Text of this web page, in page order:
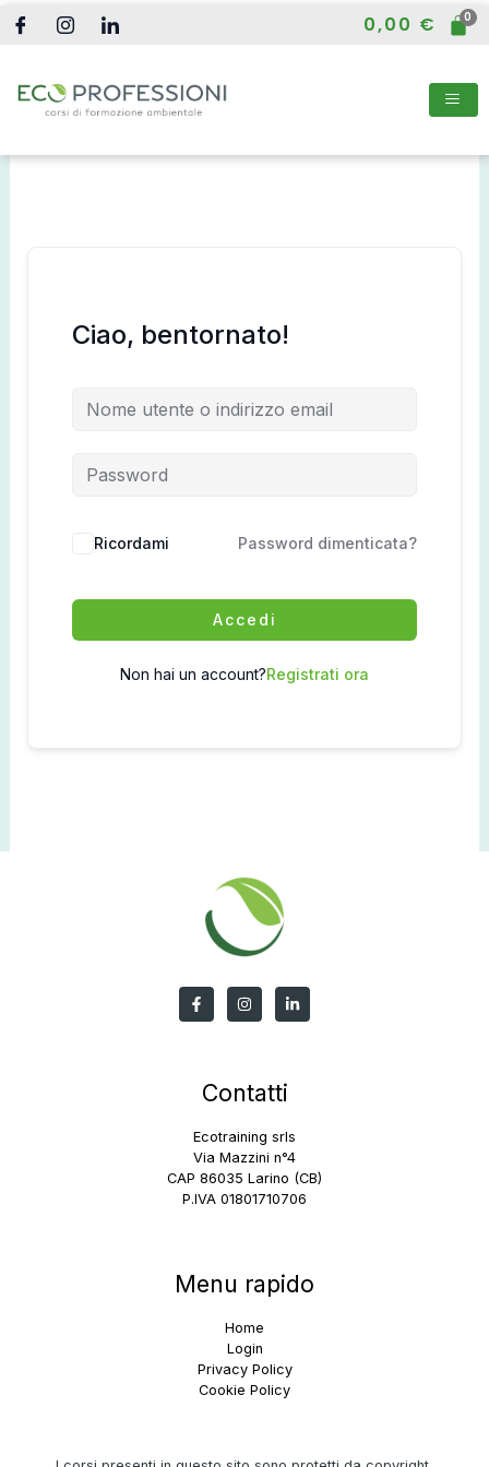
Vai
0,00 €
Ciao, bentornato!
Ricordami Password dimenticata?
Accedi
Non hai un account?Registrati ora
Contatti
Ecotraining srls
Via Mazzini n°4
CAP 86035 Larino (CB)
P.IVA 01801710706
Menu rapido
Home
Login
Privacy Policy
Cookie Policy